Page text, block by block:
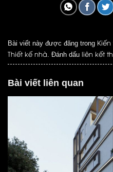
Bài viết này được đăng trong
Thiết kế nhà. Đánh dấu liên kết
Bài viết liên quan